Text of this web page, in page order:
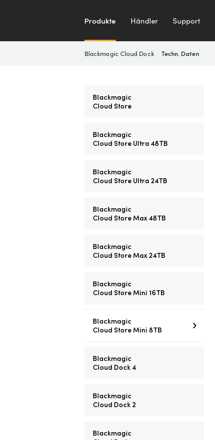
Produkte Händler Support
Blackmagic Cloud Dock Techn. Daten
Blackmagic
Cloud Store
Blackmagic
Cloud Store Ultra 48TB
Blackmagic
Cloud Store Ultra 24TB
Blackmagic
Cloud Store Max 48TB
Blackmagic
Cloud Store Max 24TB
Blackmagic
Cloud Store Mini 16TB
Blackmagic
Cloud Store Mini 8TB
Blackmagic
Cloud Dock 4
Blackmagic
Cloud Dock 2
Blackmagic